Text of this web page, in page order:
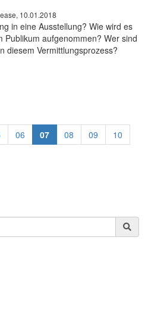
10.01.2018
in eine Ausstellung? Wie wird es
Publikum aufgenommen? Wer sind
diesem Vermittlungsprozess?
06 07 08 09
10